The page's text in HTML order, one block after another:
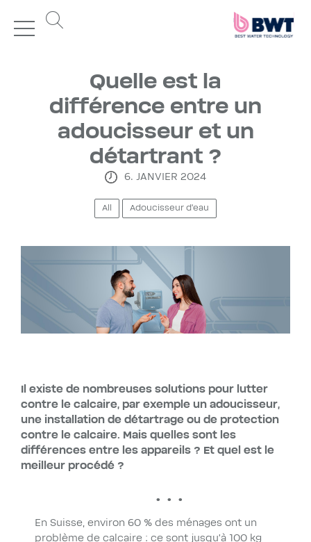
Quelle est la
différence entre un
adoucisseur et un
détartrant ?
6. JANVIER 2024
All Adoucisseur d'eau
Il existe de nombreuses solutions pour lutter
contre le calcaire, par exemple un adoucisseur,
une installation de détartrage ou de protection
contre le calcaire. Mais quelles sont les
différences entre les appareils ? Et quel est le
meilleur procédé ?
En Suisse, environ 60 % des ménages ont un
problème de calcaire : ce sont jusqu’à 100 kg